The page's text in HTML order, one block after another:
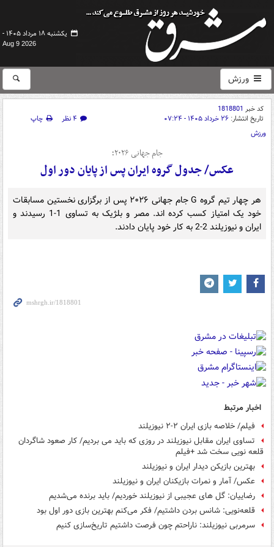
یکشنبه ۱۸ مرداد ۱۴۰۵ -
Aug 9 2026
ورزش
کد خبر 1818801
تاریخ انتشار: ۲۶ خرداد ۱۴۰۵ - ۰۷:۲۴ ۴ نظر
چاپ
ورزش
جام جهانی ۲۰۲۶؛
عکس/ جدول گروه ایران پس از پایان دور اول
هر چهار تیم گروه G جام جهانی ۲۰۲۶ پس از برگزاری نخستین مسابقات
خود یک امتیاز کسب کرده اند. مصر و بلژیک به تساوی 1-1 رسیدند و
ایران و نیوزیلند 2-2 به کار خود پایان دادند.
اخبار مرتبط
فیلم/ خلاصه بازی ایران ۲-۲ نیوزیلند
تساوی ایران مقابل نیوزیلند در روزی که باید می بردیم/ کار صعود شاگردان
قلعه نویی سخت شد +فیلم
بهترین بازیکن دیدار ایران و نیوزیلند
عکس/ آمار و نمرات بازیکنان ایران و نیوزیلند
رضاییان: گل های عجیبی از نیوزیلند خوردیم/ باید برنده می‌شدیم
قلعه‌نویی: شانس بردن داشتیم/ فکر می‌کنم بهترین بازی دور اول بود
سرمربی نیوزیلند: ناراحتم چون فرصت داشتیم تاریخ‌سازی کنیم